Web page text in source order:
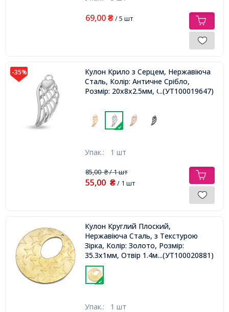
69,00 ₴/ 5 шт
-35%
Кулон Крило з Серцем, Нержавіюча
Сталь, Колір: Античне Срібло,
Розмір: 20х8х2.5мм, Отвір 1.6мм,
...(УТ100019647)
Упак.: 1 шт
85,00₴/ 1 шт
55,00 ₴/ 1 шт
Кулон Круглий Плоский,
Нержавіюча Сталь, з Текстурою
Зірка, Колір: Золото, Розмір:
35.3х1мм, Отвір 1.4мм,...(УТ100020881)
Упак.: 1 шт